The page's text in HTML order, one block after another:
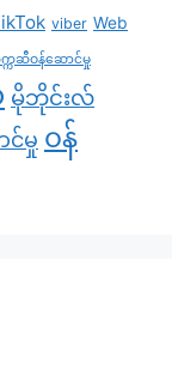
viber Web
ကဆီဝန်ဆောင်မှု
မိုဘိုင်းလ်
င်မှု ၀န်